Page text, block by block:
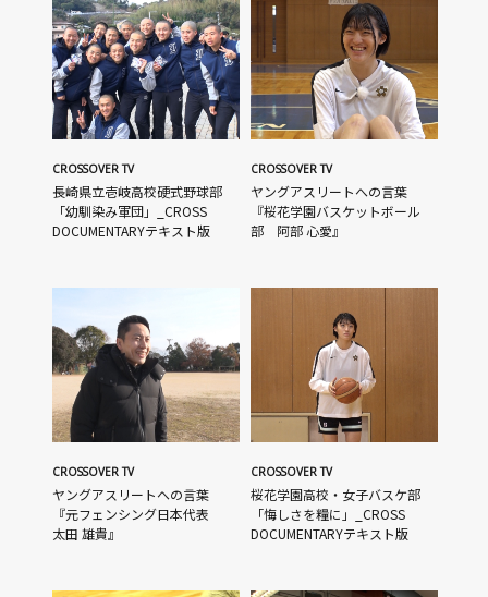
CROSSOVER TV
長崎県立壱岐高校硬式野球部
「幼馴染み軍団」_CROSS
DOCUMENTARYテキスト版
CROSSOVER TV
ヤングアスリートへの言葉
『桜花学園バスケットボール
部 阿部 心愛』
CROSSOVER TV
ヤングアスリートへの言葉
『元フェンシング日本代表
太田 雄貴』
CROSSOVER TV
桜花学園高校・女子バスケ部
「悔しさを糧に」_CROSS
DOCUMENTARYテキスト版